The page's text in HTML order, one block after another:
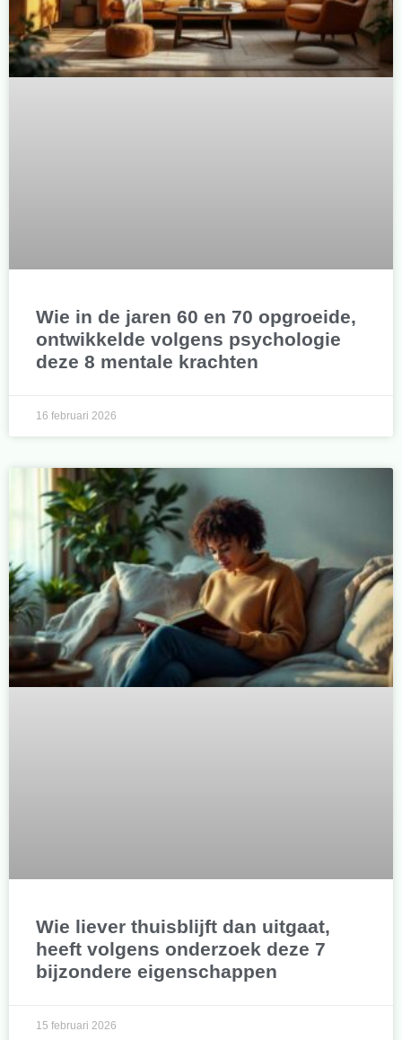
Wie in de jaren 60 en 70 opgroeide,
ontwikkelde volgens psychologie
deze 8 mentale krachten
16 februari 2026
Wie liever thuisblijft dan uitgaat,
heeft volgens onderzoek deze 7
bijzondere eigenschappen
15 februari 2026